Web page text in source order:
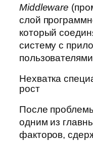
Middleware
слой
который
систему с
Нехватка
рост
После
одним из
факторов,